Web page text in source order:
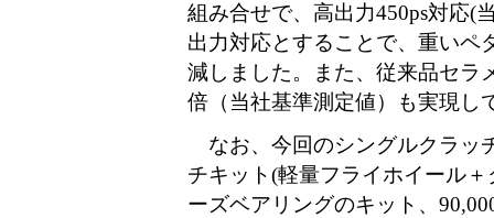
組み合せで、高出力450ps対応(
出力対応とすることで、重いペ
減しました。また、従来品セラ
倍（当社基準測定値）も実現し
なお、今回のシングルクラッ
チキット(軽量フライホイール
ーズベアリングのキット、